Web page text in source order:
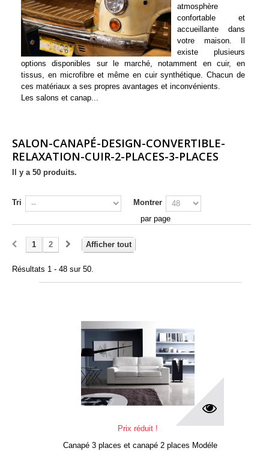
atmosphère
confortable et
accueillante dans
votre maison. Il
existe plusieurs
options disponibles sur le marché, notamment en cuir, en
tissus, en microfibre et même en cuir synthétique. Chacun de
ces matériaux a ses propres avantages et inconvénients.
Les salons et canap...
SALON-CANAPÉ-DESIGN-CONVERTIBLE-
RELAXATION-CUIR-2-PLACES-3-PLACES
Il y a 50 produits.
Tri
Montrer
par page
Afficher tout
1 2
Résultats 1 - 48 sur 50.
Prix réduit !
Canapé 3 places et canapé 2 places Modéle